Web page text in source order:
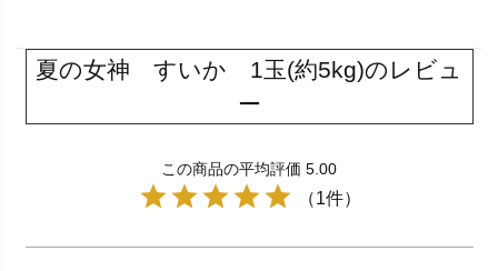
夏の女神 すいか 1玉(約5kg)のレビュ
ー
この商品の平均評価 5.00
（1件）